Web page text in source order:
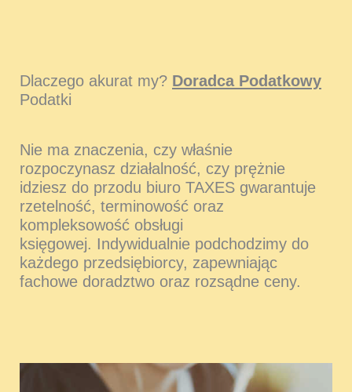
Dlaczego akurat my? Doradca Podatkowy
Podatki
Nie ma znaczenia, czy właśnie
rozpoczynasz działalność, czy prężnie
idziesz do przodu biuro TAXES gwarantuje
rzetelność, terminowość oraz
kompleksowość obsługi
księgowej. Indywidualnie podchodzimy do
każdego przedsiębiorcy, zapewniając
fachowe doradztwo oraz rozsądne ceny.